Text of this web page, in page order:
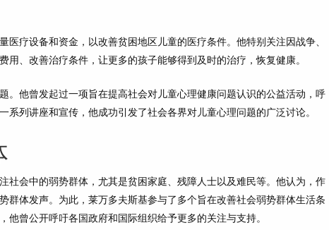
疗设备和资金，以改善贫困地区儿童的医疗条件。他特别关注因战争、
、改善治疗条件，让更多的孩子能够得到及时的治疗，恢复健康。
。他曾发起过一项旨在提高社会对儿童心理健康问题认识的公益活动，呼
列讲座和宣传，他成功引发了社会各界对儿童心理问题的广泛讨论。
社会中的弱势群体，尤其是贫困家庭、残障人士以及难民等。他认为，作
群体发声。为此，莱万多夫斯基参与了多个旨在改善社会弱势群体生活条
曾公开呼吁各国政府和国际组织给予更多的关注与支持。